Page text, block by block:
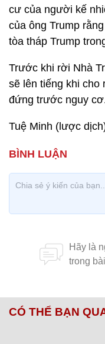
cư của người kế
của ông Trump
tòa tháp Trump
Trước khi rời Nhà
sẽ lên tiếng khi cho
đứng trước nguy
Tuệ Minh (lược
CÓ THỂ BẠN